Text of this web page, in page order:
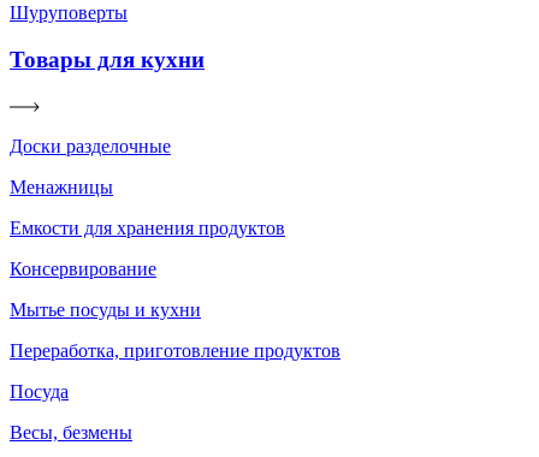
Шуруповерты
Товары для кухни
Доски разделочные
Менажницы
Емкости для хранения продуктов
Консервирование
Мытье посуды и кухни
Переработка, приготовление продуктов
Посуда
Весы, безмены